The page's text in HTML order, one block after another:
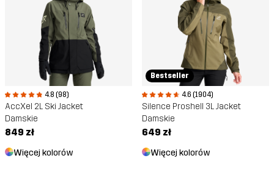
4.8 (98)
AccXel 2L Ski Jacket
Damskie
849 zł
Więcej kolorów
Bestseller
4.6 (1904)
Silence Proshell 3L Jacket
Damskie
649 zł
Więcej kolorów